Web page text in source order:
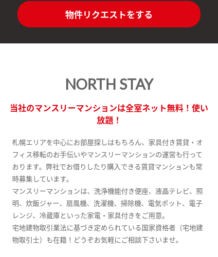
物件リクエストをする
NORTH STAY
当社のマンスリーマンションは全室ネット無料！使い
放題！
札幌エリアを中心にお部屋探しはもちろん、家具付き賃貸・オ
フィス移転のお手伝いやマンスリーマンションの運営も行って
おります。弊社でお借りしたり購入できる賃貸マンションも常
時募集しています。
マンスリーマンションは、洗浄機能付き便座、液晶テレビ、照
明、炊飯ジャー、扇風機、洗濯機、掃除機、電気ポット、電子
レンジ、冷蔵庫といった家電・家具付きをご用意。
宅地建物取引業法に基づき定められている国家資格者（宅地建
物取引士）も在籍！どうぞお気軽にご相談下さいませ。